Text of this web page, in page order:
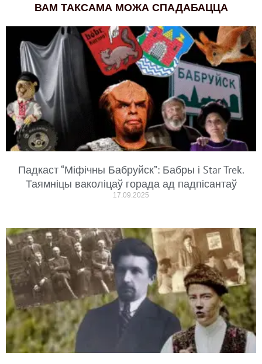
ВАМ ТАКСАМА МОЖА СПАДАБАЦЦА
Падкаст “Міфічны Бабруйск”: Бабры і Star Trek.
Таямніцы ваколіцаў горада ад падпісантаў
17.09.2025